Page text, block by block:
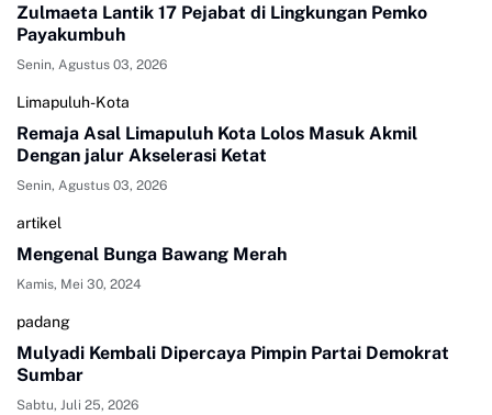
Zulmaeta Lantik 17 Pejabat di Lingkungan Pemko
Payakumbuh
Senin, Agustus 03, 2026
Limapuluh-Kota
Remaja Asal Limapuluh Kota Lolos Masuk Akmil
Dengan jalur Akselerasi Ketat
Senin, Agustus 03, 2026
artikel
Mengenal Bunga Bawang Merah
Kamis, Mei 30, 2024
padang
Mulyadi Kembali Dipercaya Pimpin Partai Demokrat
Sumbar
Sabtu, Juli 25, 2026